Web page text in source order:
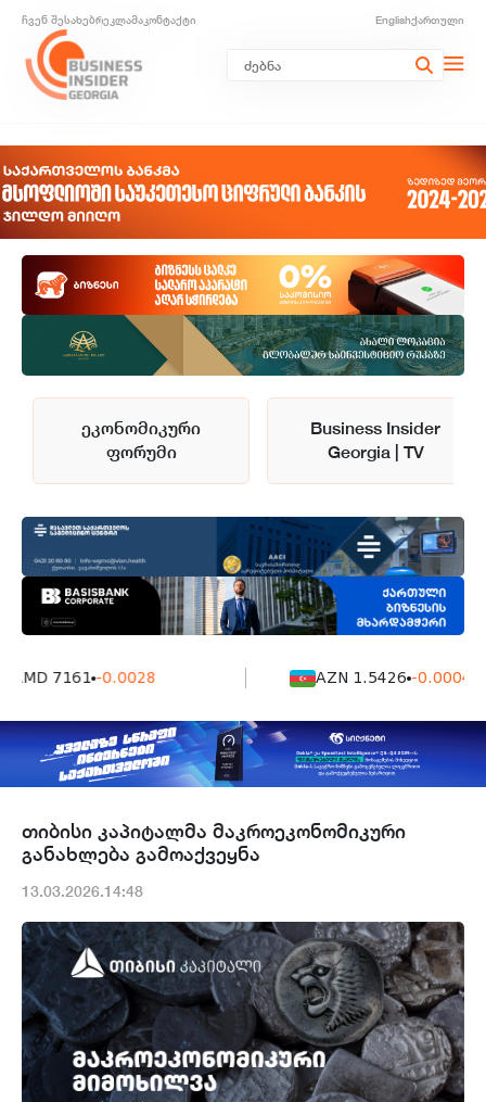
ჩვენ შესახებრეკლამაკონტაქტი Englishქართული
ეკონომიკური
ფორუმი
Business Insider
Georgia | TV
AMD 7161 -0.0028 AZN 1.5426 -0.0004
თიბისი კაპიტალმა მაკროეკონომიკური
განახლება გამოაქვეყნა
13.03.2026.14:48